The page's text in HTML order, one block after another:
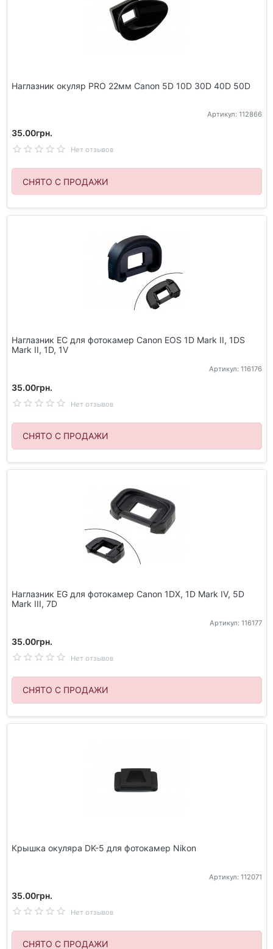
Наглазник окуляр PRO 22мм Canon 5D 10D 30D 40D 50D
Артикул: 112866
35.00грн.
Нет отзывов
СНЯТО С ПРОДАЖИ
Наглазник EC для фотокамер Canon EOS 1D Mark II, 1DS
Mark II, 1D, 1V
Артикул: 116176
35.00грн.
Нет отзывов
СНЯТО С ПРОДАЖИ
Наглазник EG для фотокамер Canon 1DX, 1D Mark IV, 5D
Mark III, 7D
Артикул: 116177
35.00грн.
Нет отзывов
СНЯТО С ПРОДАЖИ
Крышка окуляра DK-5 для фотокамер Nikon
Артикул: 112071
35.00грн.
Нет отзывов
СНЯТО С ПРОДАЖИ